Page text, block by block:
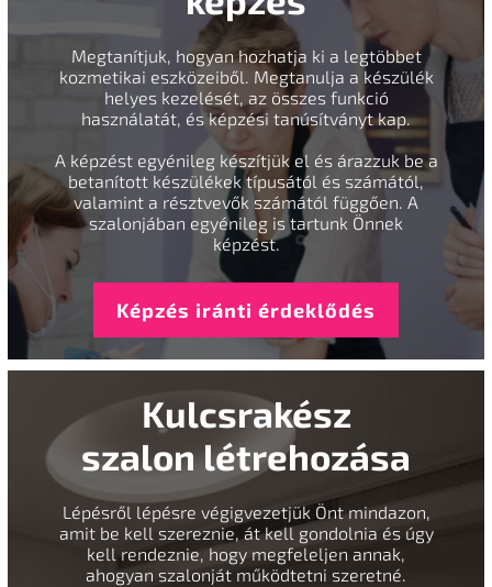
Megtanítjuk, hogyan hozhatja ki a legtöbbet
kozmetikai eszközeiből. Megtanulja a készülék
helyes kezelését, az összes funkció
használatát, és képzési tanúsítványt kap.
A képzést egyénileg készítjük el és árazzuk be a
betanított készülékek típusától és számától,
valamint a résztvevők számától függően. A
szalonjában egyénileg is tartunk Önnek
képzést.
Képzés iránti érdeklődés
Kulcsrakész
szalon létrehozása
Lépésről lépésre végigvezetjük Önt mindazon,
amit be kell szereznie, át kell gondolnia és úgy
kell rendeznie, hogy megfeleljen annak,
ahogyan szalonját működtetni szeretné.